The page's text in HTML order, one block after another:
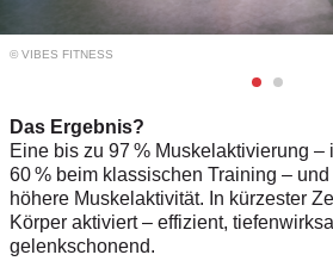
© VIBES FITNESS
Das Ergebnis?
Eine bis zu 97 % Muskelaktivierung –
60 % beim klassischen Training –
höhere Muskelaktivität. In kürzester
Körper aktiviert – effizient,
gelenkschonend.